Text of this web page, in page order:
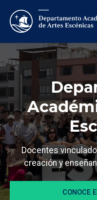
Docentes
creación y
CONOCE